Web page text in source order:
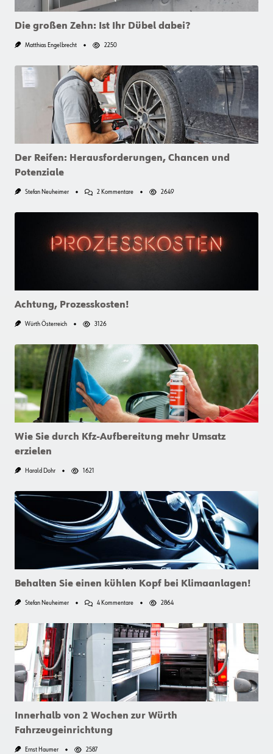
Die großen Zehn: Ist Ihr Dübel dabei?
Matthias Engelbrecht 2250
Der Reifen: Herausforderungen, Chancen und
Potenziale
Stefan Neuheimer 2 KommentareZu
Und
Potenziale
2649
Achtung, Prozesskosten!
Würth Österreich 3126
Wie Sie durch Kfz-Aufbereitung mehr Umsatz
erzielen
Harald Dohr 1621
Behalten Sie einen kühlen Kopf bei Klimaanlagen!
Stefan Neuheimer 4 KommentareZu
Einen
Kühlen
Kopf
Bei
Klimaanlagen!
2864
Innerhalb von 2 Wochen zur Würth
Fahrzeugeinrichtung
Ernst Haumer 2587